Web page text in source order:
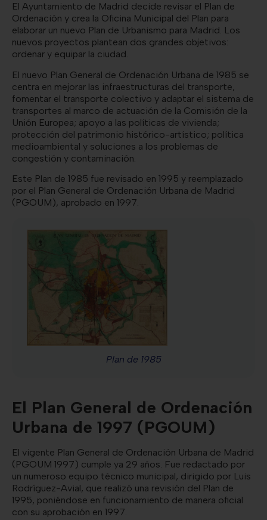
Plan de 1985
El Ayuntamiento de Madrid decide revisar el Plan de
Ordenación y crea la Oficina Municipal del Plan para
elaborar un nuevo Plan de Urbanismo para Madrid. Los
nuevos proyectos plantean dos grandes objetivos:
ordenar y equipar la ciudad.
El nuevo Plan General de Ordenación Urbana de 1985 se
centra en mejorar las infraestructuras del transporte,
fomentar el transporte colectivo y adaptar el sistema de
transportes al marco de actuación de la Comisión de la
Unión Europea; apoyo a las políticas de vivienda;
protección del patrimonio histórico-artístico; política
medioambiental y soluciones a los problemas de
congestión y contaminación.
Este Plan de 1985 fue revisado en 1995 y reemplazado
por el Plan General de Ordenación Urbana de Madrid
(PGOUM), aprobado en 1997.
El Plan General de Ordenación
Urbana de 1997 (PGOUM)
El vigente Plan General de Ordenación Urbana de Madrid
(PGOUM 1997) cumple ya 29 años. Fue redactado por
un numeroso equipo técnico municipal, dirigido por Luis
Rodríguez-Avial, que realizó una revisión del Plan de
1995, poniéndose en funcionamiento de manera oficial
con su aprobación en 1997.